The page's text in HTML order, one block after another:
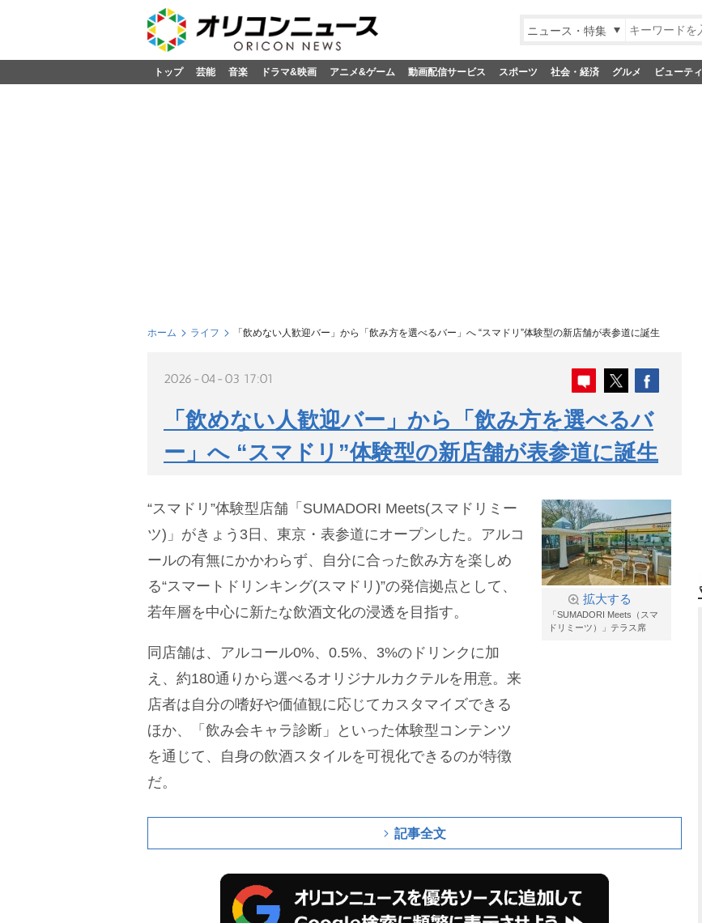
ニュース・特集
トップ 芸能 音楽 ドラマ&映画 アニメ&ゲーム 動画配信サービス スポーツ 社会・経済 グルメ ビューティ
ホーム ライフ 「飲めない人歓迎バー」から「飲み方を選べるバー」へ “スマドリ”体験型の新店舗が表参道に誕生
2026-04-03 17:01
「飲めない人歓迎バー」から「飲み方を選べるバ
ー」へ “スマドリ”体験型の新店舗が表参道に誕生
拡大する
「SUMADORI Meets（スマ
ドリミーツ）」テラス席
“スマドリ”体験型店舗「SUMADORI Meets(スマドリミー
ツ)」がきょう3日、東京・表参道にオープンした。アルコ
ールの有無にかかわらず、自分に合った飲み方を楽しめ
る“スマートドリンキング(スマドリ)”の発信拠点として、
若年層を中心に新たな飲酒文化の浸透を目指す。
同店舗は、アルコール0%、0.5%、3%のドリンクに加
え、約180通りから選べるオリジナルカクテルを用意。来
店者は自分の嗜好や価値観に応じてカスタマイズできる
ほか、「飲み会キャラ診断」といった体験型コンテンツ
を通じて、自身の飲酒スタイルを可視化できるのが特徴
だ。
記事全文